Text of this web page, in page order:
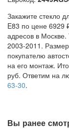
Закажите стекло
E83 по цене 6929
адресов в Москве.
2003-2011.
покупателю
на его монтаж.
руб. Ответим на
63-30.
Вы ранее